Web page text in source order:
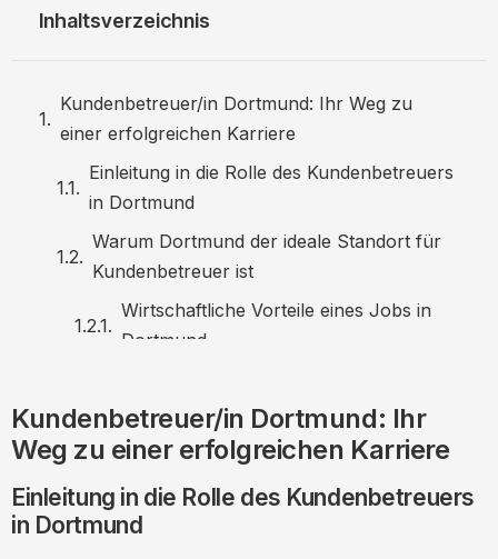
Inhaltsverzeichnis
Kundenbetreuer/in Dortmund: Ihr Weg zu
einer erfolgreichen Karriere
Einleitung in die Rolle des Kundenbetreuers
in Dortmund
Warum Dortmund der ideale Standort für
Kundenbetreuer ist
Wirtschaftliche Vorteile eines Jobs in
Dortmund
Typische Aufgaben eines Kundenbetreuers
in Dortmund
Vergütung und Karriereentwicklung
Arbeitsmarkt und Jobchancen in
Kundenbetreuer/in Dortmund: Ihr
Weg zu einer erfolgreichen Karriere
Einleitung in die Rolle des Kundenbetreuers
in Dortmund